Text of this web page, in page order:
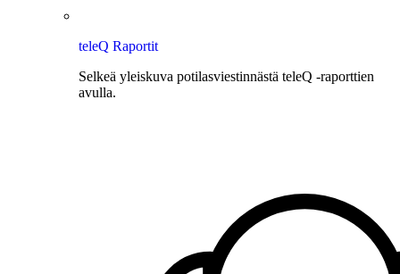
teleQ Raportit
Selkeä yleiskuva potilasviestinnästä teleQ -raporttien
avulla.